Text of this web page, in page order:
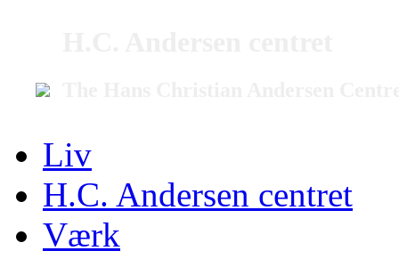
Liv
H.C. Andersen centret
Værk